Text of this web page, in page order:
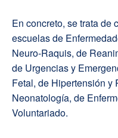
En concreto, se trata de
escuelas de
Neuro-Raquis, de
de Urgencias y
Fetal, de Hipertensión y
Neonatología, de
Voluntariado.